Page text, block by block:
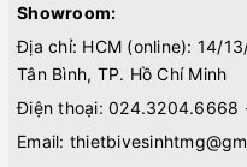
Showroom:
Địa chỉ: HCM (online): 14/
Tân Bình, TP. Hồ Chí Minh
Điện thoại: 024.3204.6668
Email: